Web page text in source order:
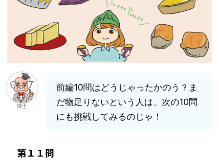
博士
前編10問はどうじゃったかのう？ま
だ物足りないという人は、次の10問
にも挑戦してみるのじゃ！
第１１問